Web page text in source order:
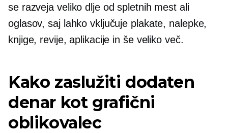
se razveja veliko dlje od spletnih mest ali
oglasov, saj lahko vključuje plakate, nalepke,
knjige, revije, aplikacije in še veliko več.
Kako zaslužiti dodaten
denar kot grafični
oblikovalec